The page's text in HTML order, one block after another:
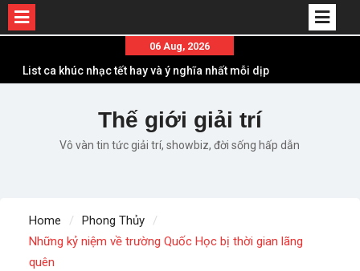
content
06 Aug, 2026
List ca khúc nhạc tết hay và ý nghĩa nhất mỗi dịp
Em ơi lên phố – Minh Vương: Màn comeback
“ngoạn mục” với triệu view
Những ca khúc nhạc xuân “sặc mùi” quảng cáo
Lời bài hát Chúng Ta của Hiện Tại – Sơn Tùng M-
TP – Full lyrics bản chuẩn
Thế giới giải trí
Vô vàn tin tức giải trí, showbiz, đời sống hấp dẫn
Home
Phong Thủy
Những kỷ niệm về trường Quốc Học bị thời gian lãng
quên